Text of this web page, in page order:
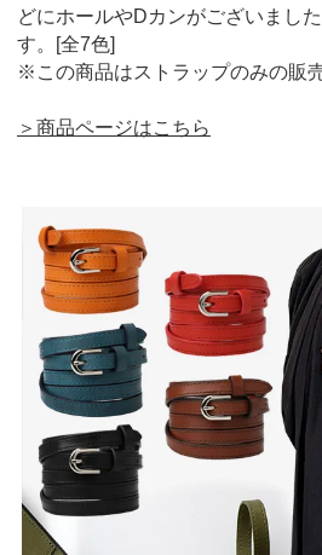
どにホールやDカンがございまし
す。[全7色]
※この商品はストラップのみの販売
＞商品ページはこちら